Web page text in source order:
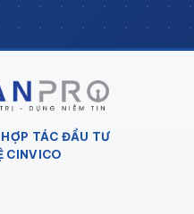
công nghiệp ngay?
những tình huống dưới
đoàn (Vinfast, Samsung,
audit xưởng trong 30–60
TÁC ĐẦU TƯ
CINVICO